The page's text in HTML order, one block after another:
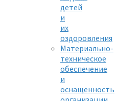
детей
и
их
оздоровления
Материально-
техническое
обеспечение
и
оснащенность